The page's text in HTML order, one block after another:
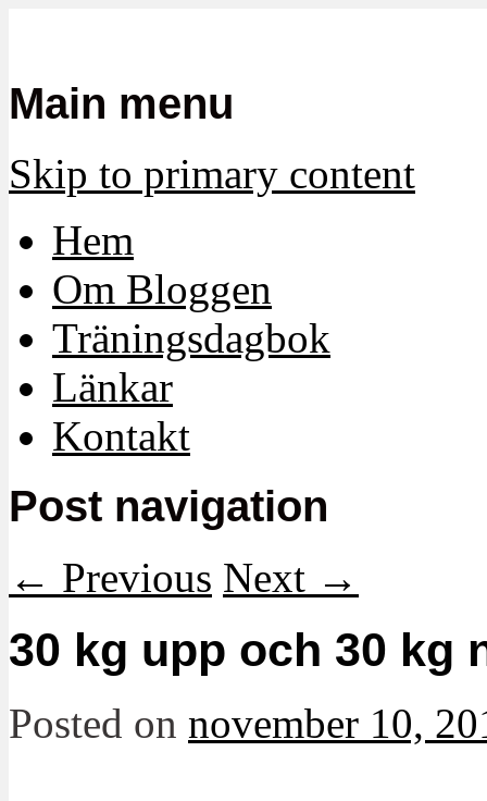
Main menu
Skip to primary content
Hem
Om Bloggen
Träningsdagbok
Länkar
Kontakt
Post navigation
← Previous Next →
30 kg upp och 30 kg
Posted on november 10,